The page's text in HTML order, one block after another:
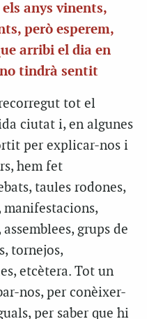
els anys vinents,
però esperem,
arribi el dia en
tindrà sentit
tot el
ciutat i, en algunes
per explicar-nos i
hem fet
taules rodones,
manifestacions,
grups de
tornejos,
etcètera. Tot un
nos, per conèixer-
per saber que hi